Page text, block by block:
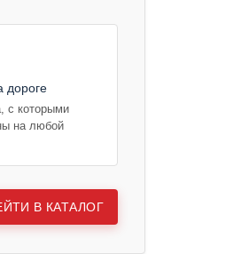
дороге
с которыми
на любой
В КАТАЛОГ